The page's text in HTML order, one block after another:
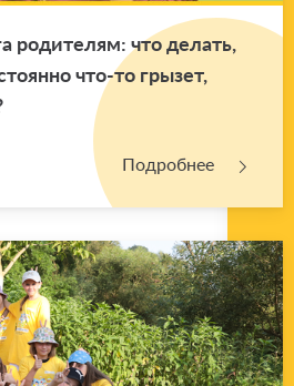
ро­ди­те­лям: что де­лать,
что-то гры­зет,
Подробнее